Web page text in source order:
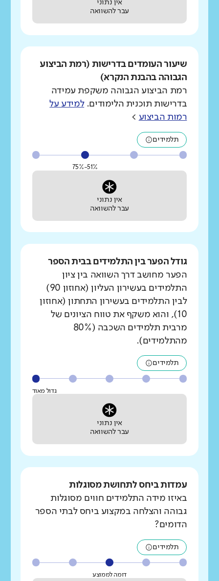
אין נתוני
עבר להשוואה
שיעור העומדים בדרישות (רמת הביצוע
הגבוהה בהבנת הנקרא)
רמת הביצוע הגבוהה משקפת עמידה
בדרישות תוכנית הלימודים.למידע על
רמות הביצוע >
תלמידים
51%-75%
אין נתוני
עבר להשוואה
גודל הפער בין התלמידים בבית הספר
הפער מחושב דרך השוואה בין ציון
התלמידים בעשירון העליון (אחוזון 90)
לבין התלמידים בעשירון התחתון (אחוזון
10), והוא משקף את טווח הציונים של
מרבית תלמידים השכבה (80%
מהתלמידים).
תלמידים
גדול מאוד
אין נתוני
עבר להשוואה
עמדות ביחס לתחושת מסוגלות
באיזו מידה התלמידים חווים מסוגלות
גבוהה והצלחה במקצוע ביחס לבתי הספר
הדומים?
תלמידים
דומה לממוצע